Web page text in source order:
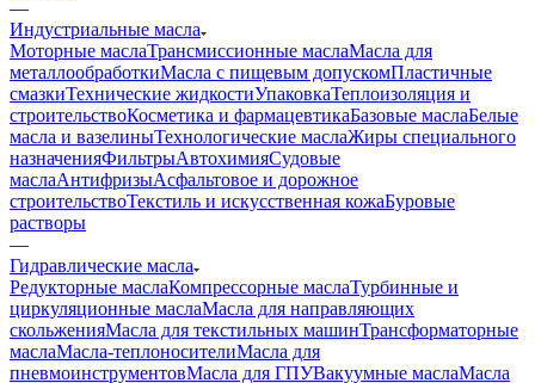
—
Индустриальные масла
Моторные маслаТрансмиссионные маслаМасла для
металлообработкиМасла с пищевым допускомПластичные
смазкиТехнические жидкостиУпаковкаТеплоизоляция и
строительствоКосметика и фармацевтикаБазовые маслаБелые
масла и вазелиныТехнологические маслаЖиры специального
назначенияФильтрыАвтохимияСудовые
маслаАнтифризыАсфальтовое и дорожное
строительствоТекстиль и искусственная кожаБуровые
растворы
—
Гидравлические масла
Редукторные маслаКомпрессорные маслаТурбинные и
циркуляционные маслаМасла для направляющих
скольженияМасла для текстильных машинТрансформаторные
маслаМасла-теплоносителиМасла для
пневмоинструментовМасла для ГПУВакуумные маслаМасла